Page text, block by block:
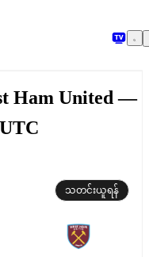
ားရန်
Ham United —
သတင်းယူရန်